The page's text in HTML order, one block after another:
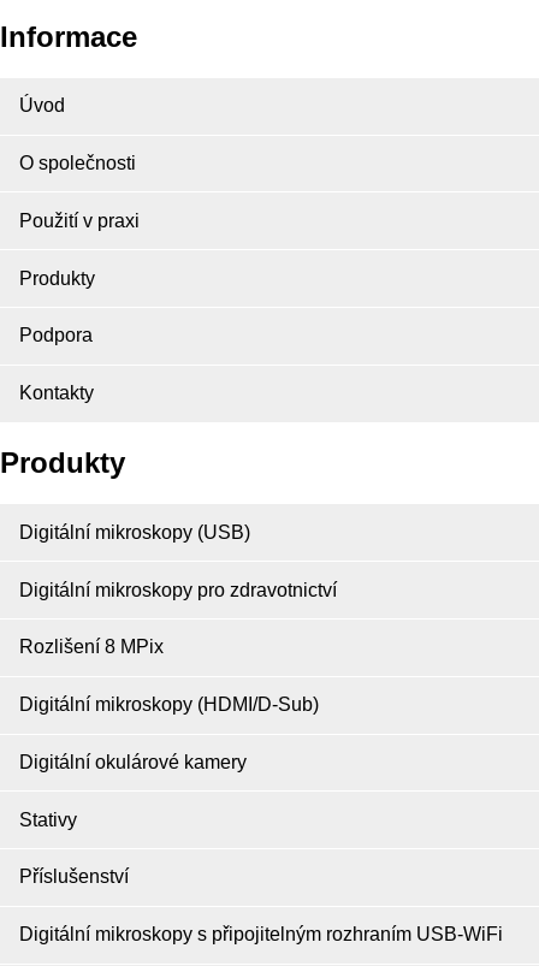
Informace
Úvod
O společnosti
Použití v praxi
Produkty
Podpora
Kontakty
Produkty
Digitální mikroskopy (USB)
Digitální mikroskopy pro zdravotnictví
Rozlišení 8 MPix
Digitální mikroskopy (HDMI/D-Sub)
Digitální okulárové kamery
Stativy
Příslušenství
Digitální mikroskopy s připojitelným rozhraním USB-WiFi